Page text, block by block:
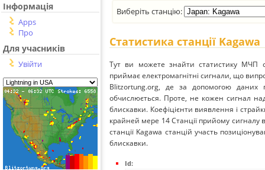
Інформація
Apps
Про
Для учасників
Увійти
Виберіть станцію:
Статистика станції Kagawa
Тут ви можете знайти статистику МЧП
приймає електромагнітні сигнали, що
Blitzortung.org, де за допомогою даних
обчислюється. Проте, не кожен сигнал
блискавки. Коефіцієнти виявлення і
крайней мере 14 Станції прийому сигналу
станції Kagawa станцій участь
блискавки.
Id: